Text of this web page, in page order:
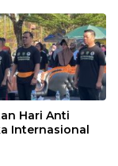
Hari Anti
Internasional